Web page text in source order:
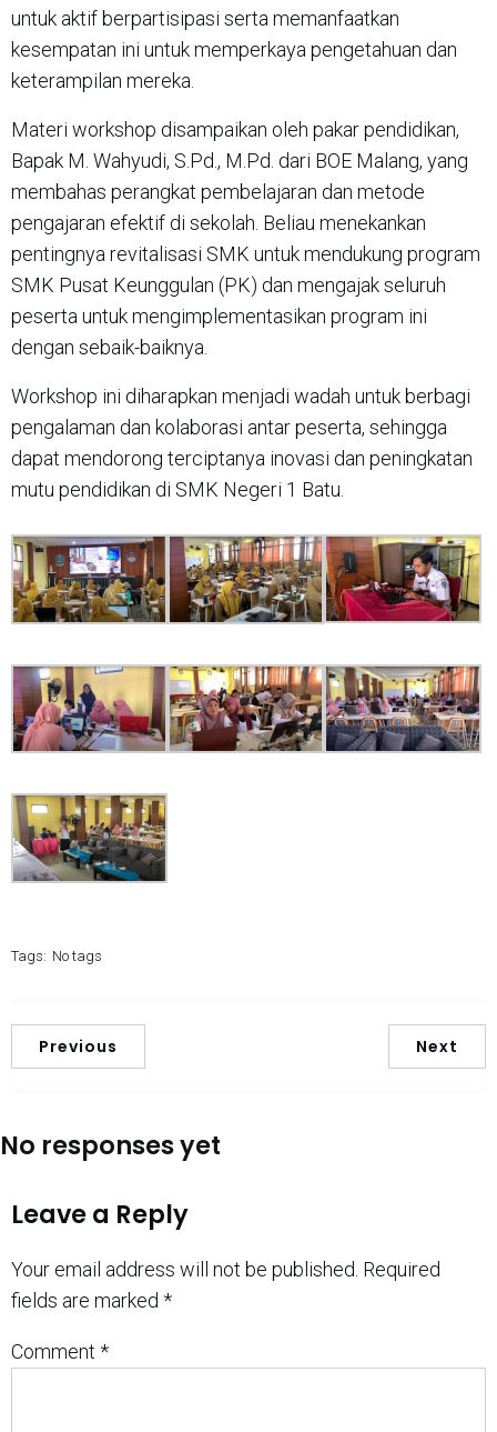
untuk aktif berpartisipasi serta memanfaatkan
kesempatan ini untuk memperkaya pengetahuan dan
keterampilan mereka.
Materi workshop disampaikan oleh pakar pendidikan,
Bapak M. Wahyudi, S.Pd., M.Pd. dari BOE Malang, yang
membahas perangkat pembelajaran dan metode
pengajaran efektif di sekolah. Beliau menekankan
pentingnya revitalisasi SMK untuk mendukung program
SMK Pusat Keunggulan (PK) dan mengajak seluruh
peserta untuk mengimplementasikan program ini
dengan sebaik-baiknya.
Workshop ini diharapkan menjadi wadah untuk berbagi
pengalaman dan kolaborasi antar peserta, sehingga
dapat mendorong terciptanya inovasi dan peningkatan
mutu pendidikan di SMK Negeri 1 Batu.
Tags: No tags
Previous Next
No responses yet
Leave a Reply
Your email address will not be published. Required
fields are marked *
Comment *